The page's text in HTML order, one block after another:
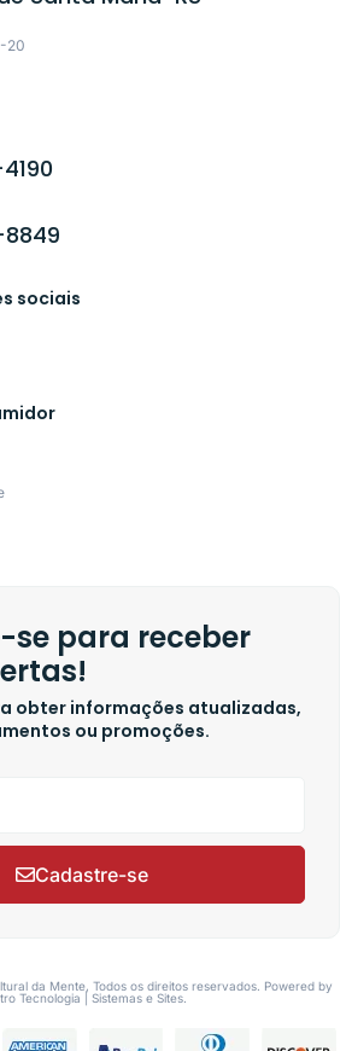
20
sociais
se para receber
obter informações atualizadas,
ou promoções.
Cadastre-se
da Mente, Todos os direitos reservados. Powered by
Tecnologia | Sistemas e Sites.